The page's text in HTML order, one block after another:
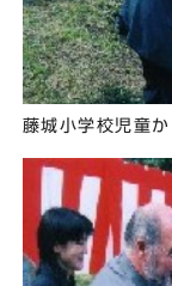
藤城小学校児童